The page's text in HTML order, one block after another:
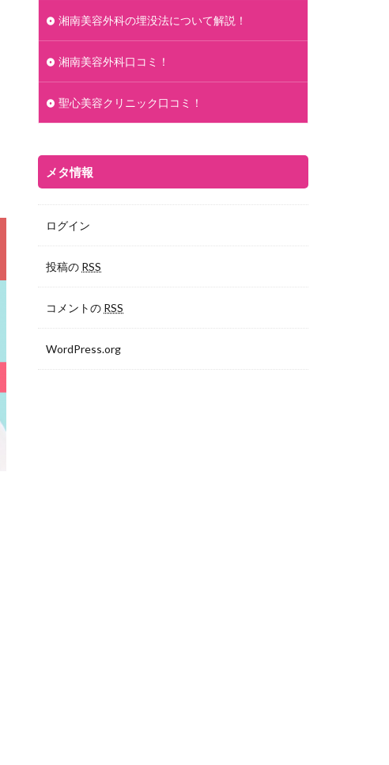
湘南美容外科の埋没法について解説！
湘南美容外科口コミ！
聖心美容クリニック口コミ！
メタ情報
ログイン
投稿の RSS
コメントの RSS
WordPress.org